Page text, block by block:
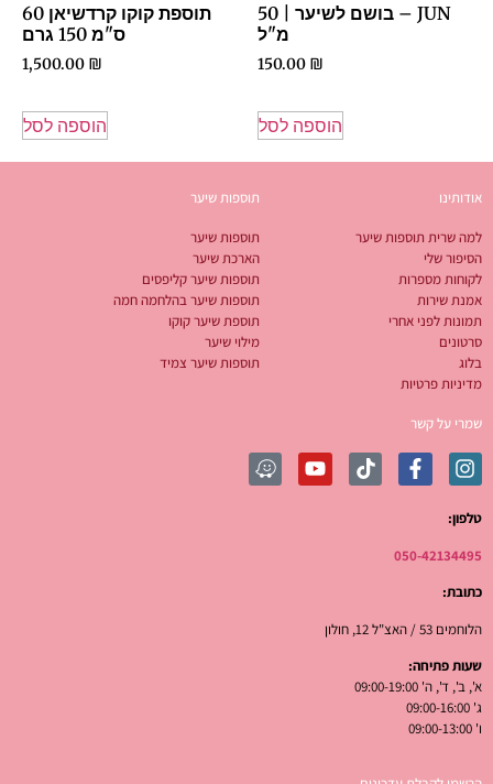
JUN – בושם לשיער | 50
מ"ל
150.00 ₪
הוספה לסל
תוספת קוקו קרדשיאן 60
ס"מ 150 גרם
1,500.00 ₪
הוספה לסל
אודותינו
למה שרית תוספות שיער
הסיפור שלי
לקוחות מספרות
אמנת שירות
תמונות לפני אחרי
סרטונים
בלוג
מדיניות פרטיות
תוספות שיער
תוספות שיער
הארכת שיער
תוספות שיער קליפסים
תוספות שיער בהלחמה חמה
תוספת שיער קוקו
מילוי שיער
תוספות שיער צמיד
שמרי על קשר
טלפון:
050-42134495
כתובת:
הלוחמים 53 / האצ"ל 12, חולון
שעות פתיחה:
א', ב', ד', ה' 09:00-19:00
ג' 09:00-16:00
ו' 09:00-13:00